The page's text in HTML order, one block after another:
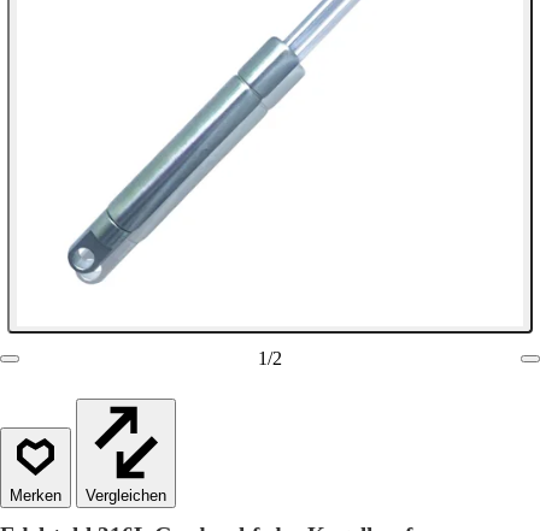
1/2
Vergleichen